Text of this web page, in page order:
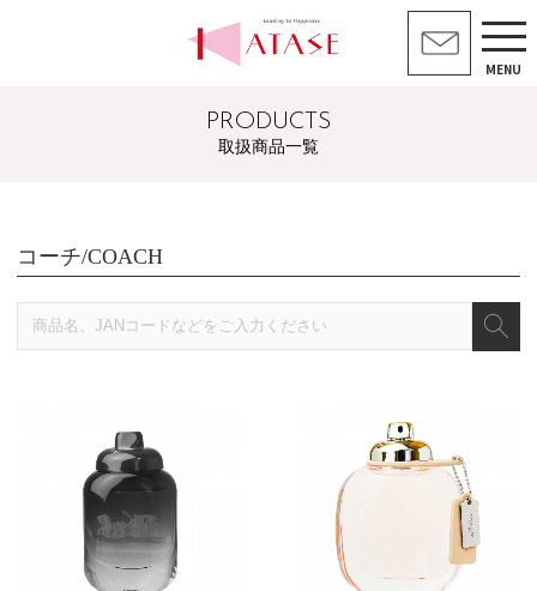
MENU
PRODUCTS
取扱商品一覧
コーチ/COACH